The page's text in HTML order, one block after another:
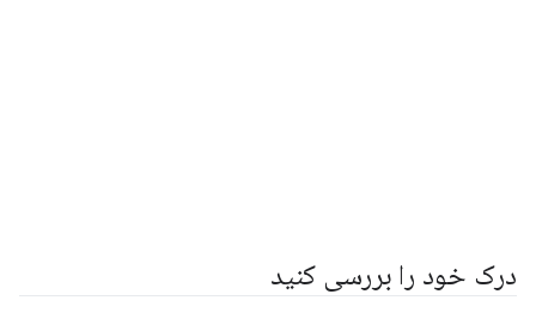
درک خود را بررسی کنید